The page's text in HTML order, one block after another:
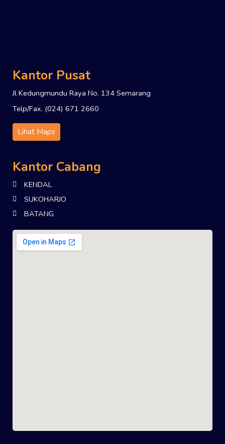
Kantor Pusat
Jl Kedungmundu Raya No. 134 Semarang
Telp/Fax. (024) 671 2660
Lihat Maps
Kantor Cabang
KENDAL
SUKOHARJO
BATANG